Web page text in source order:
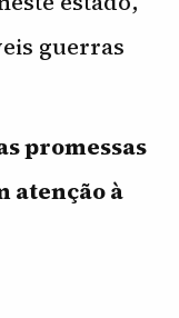
guerras
promessas
atenção à